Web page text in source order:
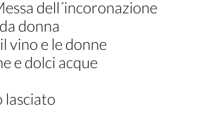
dell´incoronazione
donna
vino e le donne
e dolci acque
lasciato